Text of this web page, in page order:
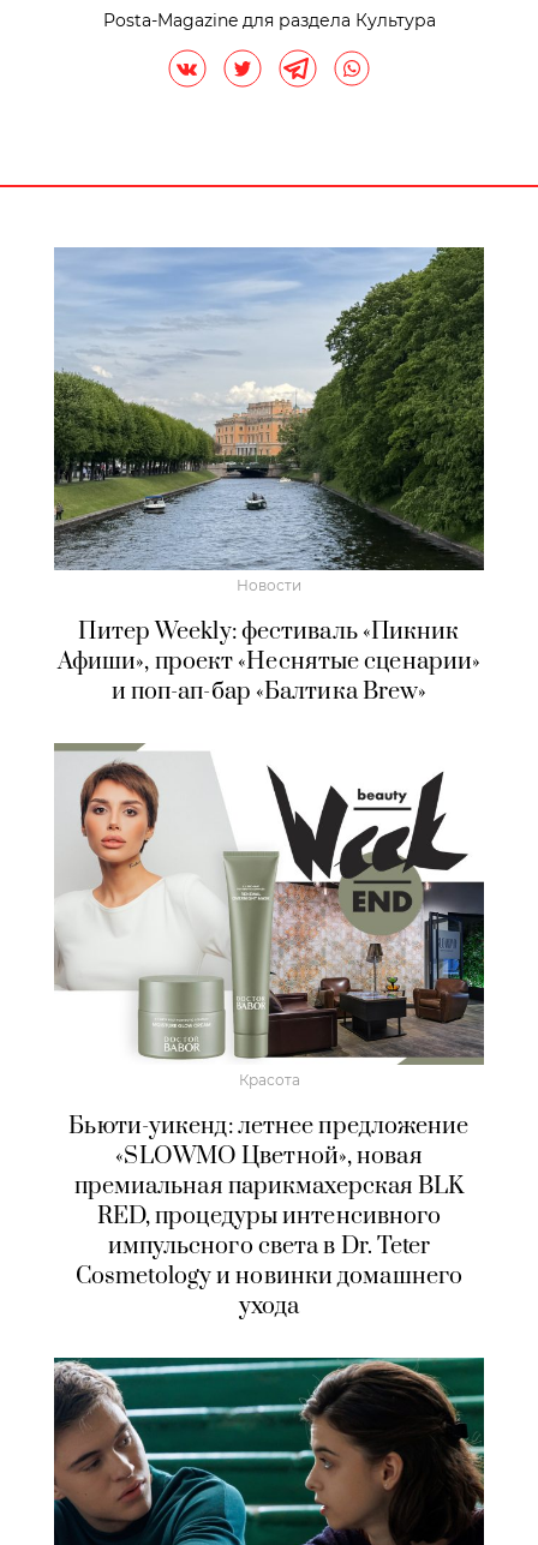
Posta-Magazine для раздела Культура
Новости
Питер Weekly: фестиваль «Пикник
Афиши», проект «Неснятые сценарии»
и поп-ап-бар «Балтика Brew»
Красота
Бьюти-уикенд: летнее предложение
«SLOWMO Цветной», новая
премиальная парикмахерская BLK
RED, процедуры интенсивного
импульсного света в Dr. Teter
Cosmetology и новинки домашнего
ухода